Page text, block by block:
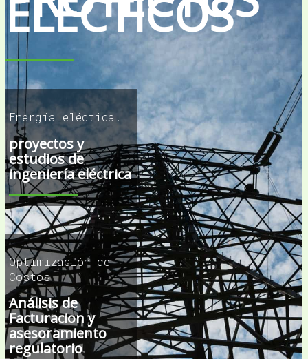
ELÉCTICOS
Energía eléctica.
proyectos y
estudios de
ingeniería eléctrica
Optimización de
Costos
Análisis de
Facturacion y
asesoramiento
regulatorio